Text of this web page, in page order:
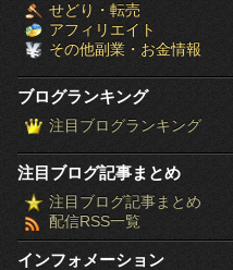
せどり・転売
アフィリエイト
その他副業・お金情報
ブログランキング
注目ブログランキング
注目ブログ記事まとめ
注目ブログ記事まとめ
配信RSS一覧
インフォメーション